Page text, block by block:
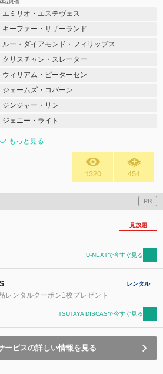
エミリオ・エステヴェス
キーファー・サザーランド
ルー・ダイアモンド・フィリップス
クリスチャン・スレーター
ウィリアム・ピーターセン
ジェームズ・コバーン
ジンジャー・リン
ジェニー・ライト
もっと見る
1320 454
PR
見放題
U-NEXTで今すぐ見る
レンタルクーポン1枚プレゼント
レンタル
TSUTAYA DISCASで今すぐ見る
ービスの詳しい情報を見る